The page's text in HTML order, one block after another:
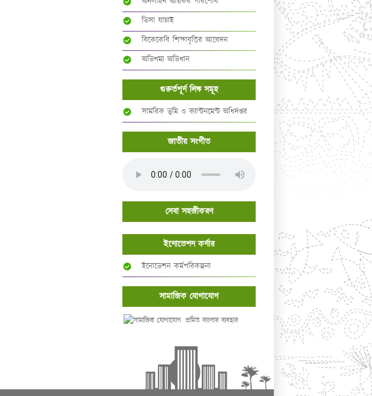
ভিসা যাচাই
বিকেকেবি শিক্ষাবৃত্তির আবেদন
অভিগম্য অভিধান
গুরুর্তপূর্ন লিঙ্ক সমূহ
সামরিক ভূমি ও ক্যান্টনমেন্ট অধিদপ্তর
জাতীয় সংগীত
সেবা সহজীকরণ
ইনোভেশন কর্নার
ইনোভেশন কর্মপরিকল্পনা
সামাজিক যোগাযোগ
প্রমিত বাংলার ব্যবহার